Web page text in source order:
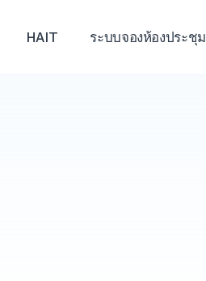
HAIT ระบบจองห้องประชุม